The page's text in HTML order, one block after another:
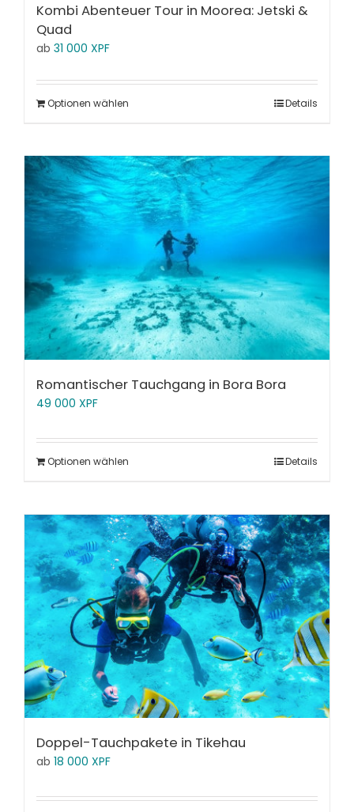
Kombi Abenteuer Tour in Moorea: Jetski &
Quad
ab 31 000 XPF
Optionen wählen Details
Romantischer Tauchgang in Bora Bora
49 000 XPF
Optionen wählen Details
Doppel-Tauchpakete in Tikehau
ab 18 000 XPF